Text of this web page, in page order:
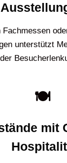
Fachmessen
unterstützt
🍽️
mit